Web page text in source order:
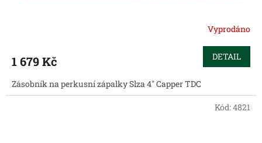
Vyprodáno
1 679 Kč DETAIL
Zásobník na perkusní zápalky Slza 4" Capper TDC
Kód:4821